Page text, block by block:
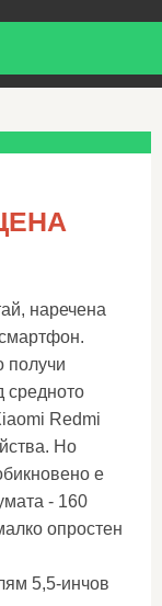
наречена
получи
средното
Redmi
Но
е
- 160
опростен
5,5-инчов